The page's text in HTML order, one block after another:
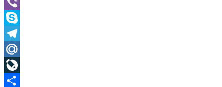
Viber
Skype
Telegram
Mail.Ru
LiveJournal